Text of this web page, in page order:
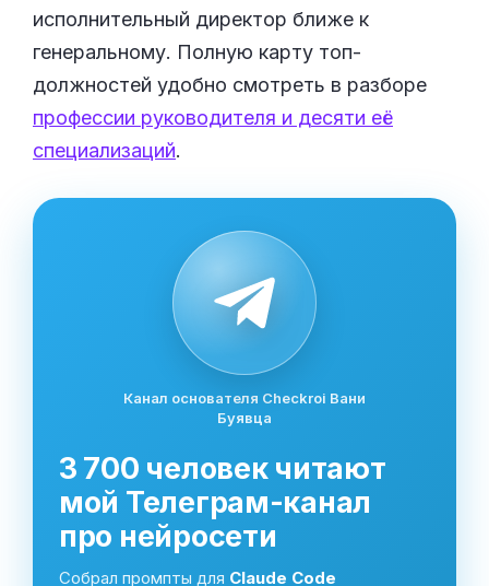
исполнительный директор ближе к
генеральному. Полную карту топ-
должностей удобно смотреть в разборе
профессии руководителя и десяти её
специализаций.
Канал основателя Checkroi Вани
Буявца
3 700 человек читают
мой Телеграм-канал
про нейросети
Собрал промпты для Claude Code